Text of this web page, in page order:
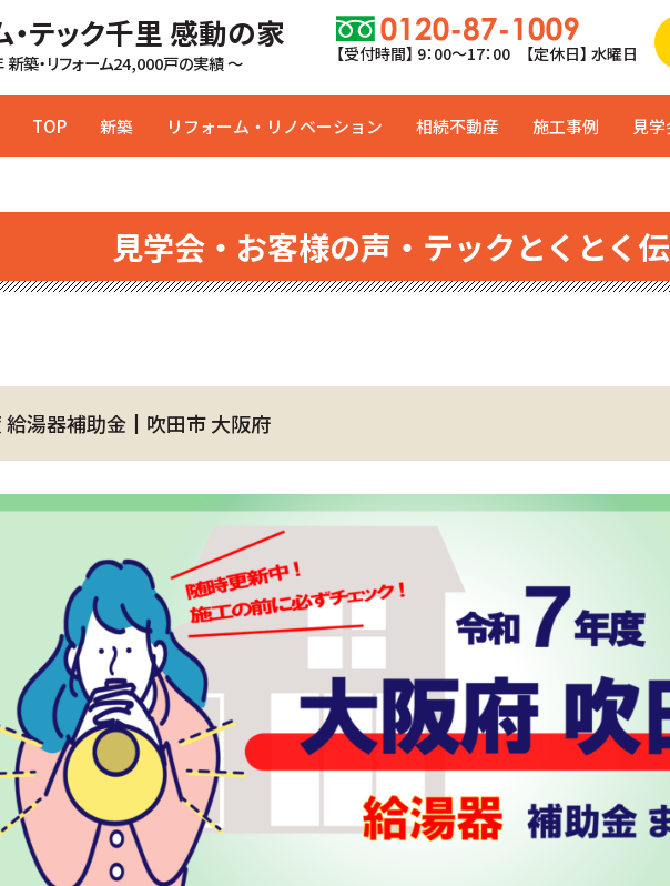
・テック千里 感動の家
築・リフォーム24,000戸の実績 ～ 【受付時間】 9：00〜17：00 【定休日】 水曜日
TOP 新築 リフォーム・リノベーション 相続不動産 施工事例 見
見学会・お客様の声・テックとくとく
給湯器補助金┃吹田市 大阪府